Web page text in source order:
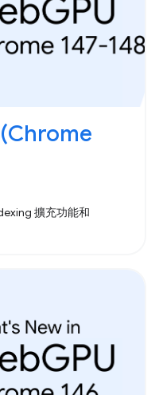
擴充功能和